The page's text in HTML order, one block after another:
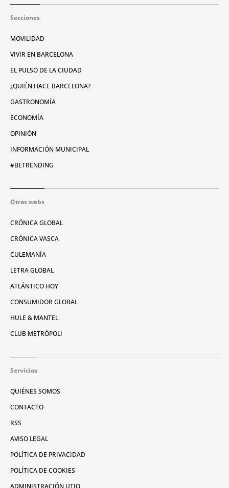
Secciones
MOVILIDAD
VIVIR EN BARCELONA
EL PULSO DE LA CIUDAD
¿QUIÉN HACE BARCELONA?
GASTRONOMÍA
ECONOMÍA
OPINIÓN
INFORMACIÓN MUNICIPAL
#BETRENDING
Otras webs
CRÓNICA GLOBAL
CRÓNICA VASCA
CULEMANÍA
LETRA GLOBAL
ATLÁNTICO HOY
CONSUMIDOR GLOBAL
HULE & MANTEL
CLUB METRÓPOLI
Servicios
QUIÉNES SOMOS
CONTACTO
RSS
AVISO LEGAL
POLÍTICA DE PRIVACIDAD
POLÍTICA DE COOKIES
ADMINISTRACIÓN UTIQ